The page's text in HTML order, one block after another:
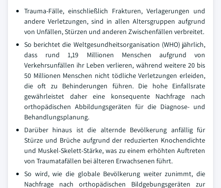
Trauma-Fälle, einschließlich Frakturen, Verlagerungen und
andere Verletzungen, sind in allen Altersgruppen aufgrund
von Unfällen, Stürzen und anderen Zwischenfällen verbreitet.
So berichtet die Weltgesundheitsorganisation (WHO) jährlich,
dass rund 1,19 Millionen Menschen aufgrund von
Verkehrsunfällen ihr Leben verlieren, während weitere 20 bis
50 Millionen Menschen nicht tödliche Verletzungen erleiden,
die oft zu Behinderungen führen. Die hohe Einfallsrate
gewährleistet daher eine konsequente Nachfrage nach
orthopädischen Abbildungsgeräten für die Diagnose- und
Behandlungsplanung.
Darüber hinaus ist die alternde Bevölkerung anfällig für
Stürze und Brüche aufgrund der reduzierten Knochendichte
und Muskel-Skelett-Stärke, was zu einem erhöhten Auftreten
von Traumatafällen bei älteren Erwachsenen führt.
So wird, wie die globale Bevölkerung weiter zunimmt, die
Nachfrage nach orthopädischen Bildgebungsgeräten zur